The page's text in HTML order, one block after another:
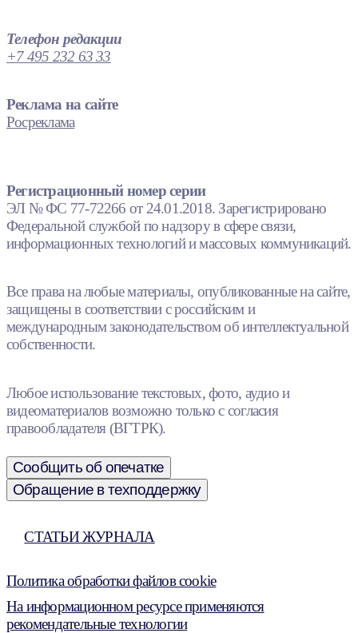
Телефон редакции
+7 495 232 63 33
Реклама на сайте
Росреклама
Регистрационный номер серии
ЭЛ № ФС 77-72266 от 24.01.2018. Зарегистрировано
Федеральной службой по надзору в сфере связи,
информационных технологий и массовых коммуникаций.
Все права на любые материалы, опубликованные на сайте,
защищены в соответствии с российским и
международным законодательством об интеллектуальной
собственности.
Любое использование текстовых, фото, аудио и
видеоматериалов возможно только с согласия
правообладателя (ВГТРК).
Сообщить об опечатке
Обращение в техподдержку
СТАТЬИ ЖУРНАЛА
Политика обработки файлов cookie
На информационном ресурсе применяются
рекомендательные технологии